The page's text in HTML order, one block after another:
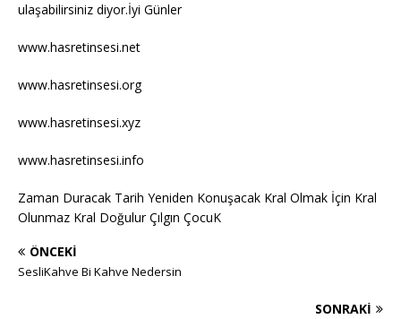
ulaşabilirsiniz diyor.İyi Günler
www.hasretinsesi.net
www.hasretinsesi.org
www.hasretinsesi.xyz
www.hasretinsesi.info
Zaman Duracak Tarih Yeniden Konuşacak Kral Olmak İçin Kral
Olunmaz Kral Doğulur Çılgın ÇocuK
ÖNCEKI
SesliKahve Bi Kahve Nedersin
SONRAKI